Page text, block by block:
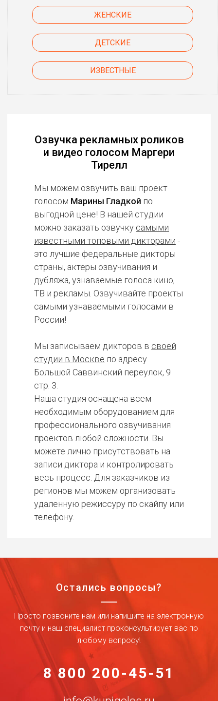
ЖЕНСКИЕ
ДЕТСКИЕ
ИЗВЕСТНЫЕ
Озвучка рекламных роликов
и видео голосом Маргери
Тирелл
Мы можем озвучить ваш проект
голосом Марины Гладкой по
выгодной цене! В нашей студии
можно заказать озвучку самыми
известными топовыми дикторами -
это лучшие федеральные дикторы
страны, актеры озвучивания и
дубляжа, узнаваемые голоса кино,
ТВ и рекламы. Озвучивайте проекты
самыми узнаваемыми голосами в
России!
Мы записываем дикторов в своей
студии в Москве по адресу
Большой Саввинский переулок, 9
стр. 3.
Наша студия оснащена всем
необходимым оборудованием для
профессионального озвучивания
проектов любой сложности. Вы
можете лично присутствовать на
записи диктора и контролировать
весь процесс. Для заказчиков из
регионов мы можем организовать
удаленную режиссуру по скайпу или
телефону.
Остались вопросы?
Просто позвоните нам или напишите на электронную
почту и наш специалист проконсультирует вас по
любому вопросу!
8 800 200-45-51